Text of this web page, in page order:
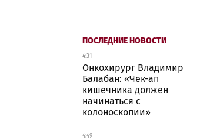
ПОСЛЕДНИЕ НОВОСТИ
4:31
Онкохирург Владимир
Балабан: «Чек-ап
кишечника должен
начинаться с
колоноскопии»
4:49